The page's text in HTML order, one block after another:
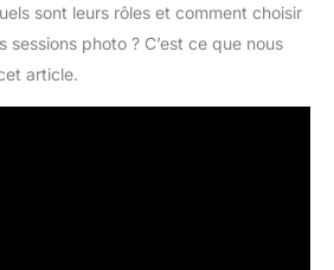
sont leurs rôles et comment choisir
photo ? C’est ce que nous
article.